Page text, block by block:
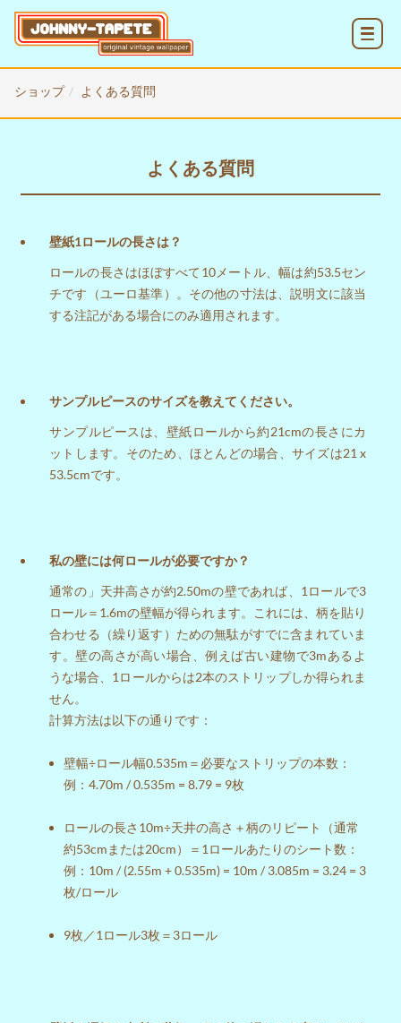
ショップ よくある質問
よくある質問
壁紙1ロールの長さは？
ロールの長さはほぼすべて10メートル、幅は約53.5セン
チです（ユーロ基準）。その他の寸法は、説明文に該当
する注記がある場合にのみ適用されます。
サンプルピースのサイズを教えてください。
サンプルピースは、壁紙ロールから約21cmの長さにカ
ットします。そのため、ほとんどの場合、サイズは21 x
53.5cmです。
私の壁には何ロールが必要ですか？
通常の」天井高さが約2.50mの壁であれば、1ロールで3
ロール＝1.6mの壁幅が得られます。これには、柄を貼り
合わせる（繰り返す）ための無駄がすでに含まれていま
す。壁の高さが高い場合、例えば古い建物で3mあるよ
うな場合、1ロールからは2本のストリップしか得られま
せん。
計算方法は以下の通りです：
壁幅÷ロール幅0.535m＝必要なストリップの本数：
例：4.70m / 0.535m = 8.79 = 9枚
ロールの長さ10m÷天井の高さ＋柄のリピート（通常
約53cmまたは20cm）＝1ロールあたりのシート数：
例：10m / (2.55m + 0.535m) = 10m / 3.085m = 3.24 = 3
枚/ロール
9枚／1ロール3枚＝3ロール